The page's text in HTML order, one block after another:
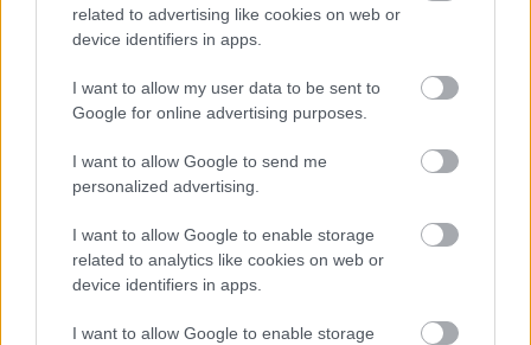
related to advertising like cookies on web or
device identifiers in apps.
I want to allow my user data to be sent to
Google for online advertising purposes.
I want to allow Google to send me
personalized advertising.
I want to allow Google to enable storage
related to analytics like cookies on web or
device identifiers in apps.
I want to allow Google to enable storage
2013. augusztus 13.
Az utóbbi időben számos hamis értelmezése terjedt
el az interneten az Arvisura - Arvisurák szó ...